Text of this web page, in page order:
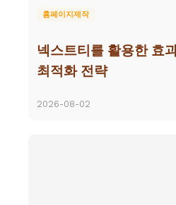
홈페이지제작
넥스트티를 활용한 효
최적화 전략
2026-08-02